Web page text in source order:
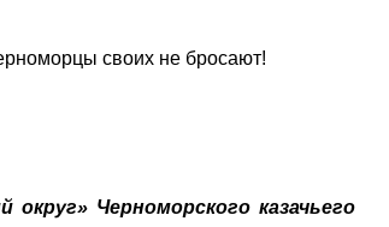
своих не бросают!
Черноморского казачьего